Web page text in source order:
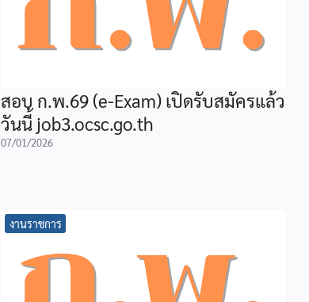
สอบ ก.พ.69 (e-Exam) เปิดรับสมัครแล้ว
วันนี้ job3.ocsc.go.th
07/01/2026
งานราชการ